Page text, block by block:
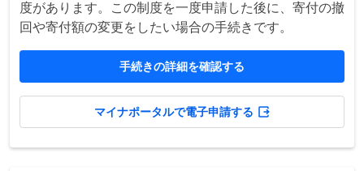
度があります。この制度を一度申請した後に、寄付の撤
回や寄付額の変更をしたい場合の手続きです。
手続きの詳細を確認する
マイナポータルで電子申請する